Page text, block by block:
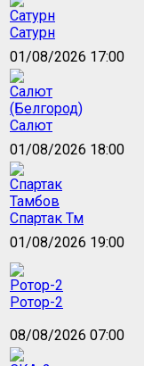
Сатурн
01/08/2026 17:00
Салют
01/08/2026 18:00
Спартак Тм
01/08/2026 19:00
Ротор-2
08/08/2026 07:00